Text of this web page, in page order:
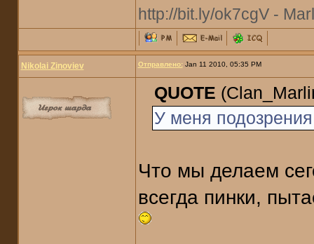
http://bit.ly/ok7cgV -
Nikolai Zinoviev Отправлено:Jan 11 2010, 05:35 PM
QUOTE
У меня
Что мы делаем
всегда пинки,